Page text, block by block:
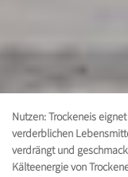
Nutzen: Trockeneis
verderblichen
verdrängt und
Kälteenergie von